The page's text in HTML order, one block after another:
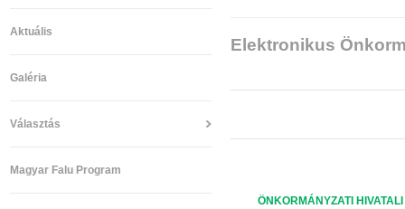
Elektronikus
ÖNKORMÁNYZATI
Aktuális
Galéria
Választás
Magyar Falu Program